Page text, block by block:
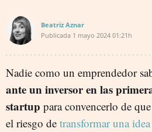
Beatriz Aznar
Publicada 1 mayo 2024 01:21h
Nadie como un emprendedor
ante un inversor en las
startup para convencerlo de
el riesgo de transformar una